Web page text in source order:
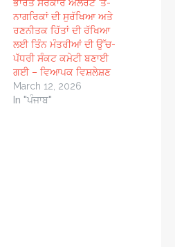
ਭਾਰਤ ਸਰਕਾਰ ਅਲਰਟ ‘ਤੇ-
ਨਾਗਰਿਕਾਂ ਦੀ ਸੁਰੱਖਿਆ ਅਤੇ
ਰਣਨੀਤਕ ਹਿੱਤਾਂ ਦੀ ਰੱਖਿਆ
ਲਈ ਤਿੰਨ ਮੰਤਰੀਆਂ ਦੀ ਉੱਚ-
ਪੱਧਰੀ ਸੰਕਟ ਕਮੇਟੀ ਬਣਾਈ
ਗਈ – ਵਿਆਪਕ ਵਿਸ਼ਲੇਸ਼ਣ
March 12, 2026
In "ਪੰਜਾਬ"